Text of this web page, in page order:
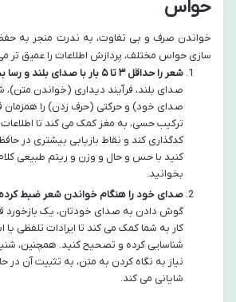
حواس
خواندن صرف و بی تفاوت، به ندرت منجر به
سازی حواس مختلف، پردازش اطلاعات را عمیق تر
شعر را حداقل ۳ تا ۵ بار با صدای بلند و رسا بخوانید:
صدای بلند، فرآیند دیداری (خواندن
صدای خود) و حرکتی (حرف زدن) را همزمان
ترکیب حسی، به مغز کمک می کند تا اطلاعات
کدگذاری کند و نقاط بازیابی بیشتری در
کنید با حس و حال و وزن و ریتم طبیعی
بخوانید.
صدای خود را هنگام خواندن شعر ضبط
گوش دادن به صدای خودتان، یک بازخورد
کار به شما کمک می کند تا ایرادات تلفظی یا
شناسایی کرده و تصحیح کنید. همچنین،
نیاز به نگاه کردن به متن، به تثبیت آن
شایانی می کند.